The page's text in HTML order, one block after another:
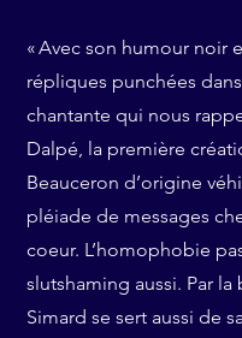
« Avec son humour noir
répliques punchées
chantante qui nous
Dalpé, la première
Beauceron d’origine
pléiade de messages
coeur. L’homophobie
slutshaming aussi. Par la
Simard se sert aussi de